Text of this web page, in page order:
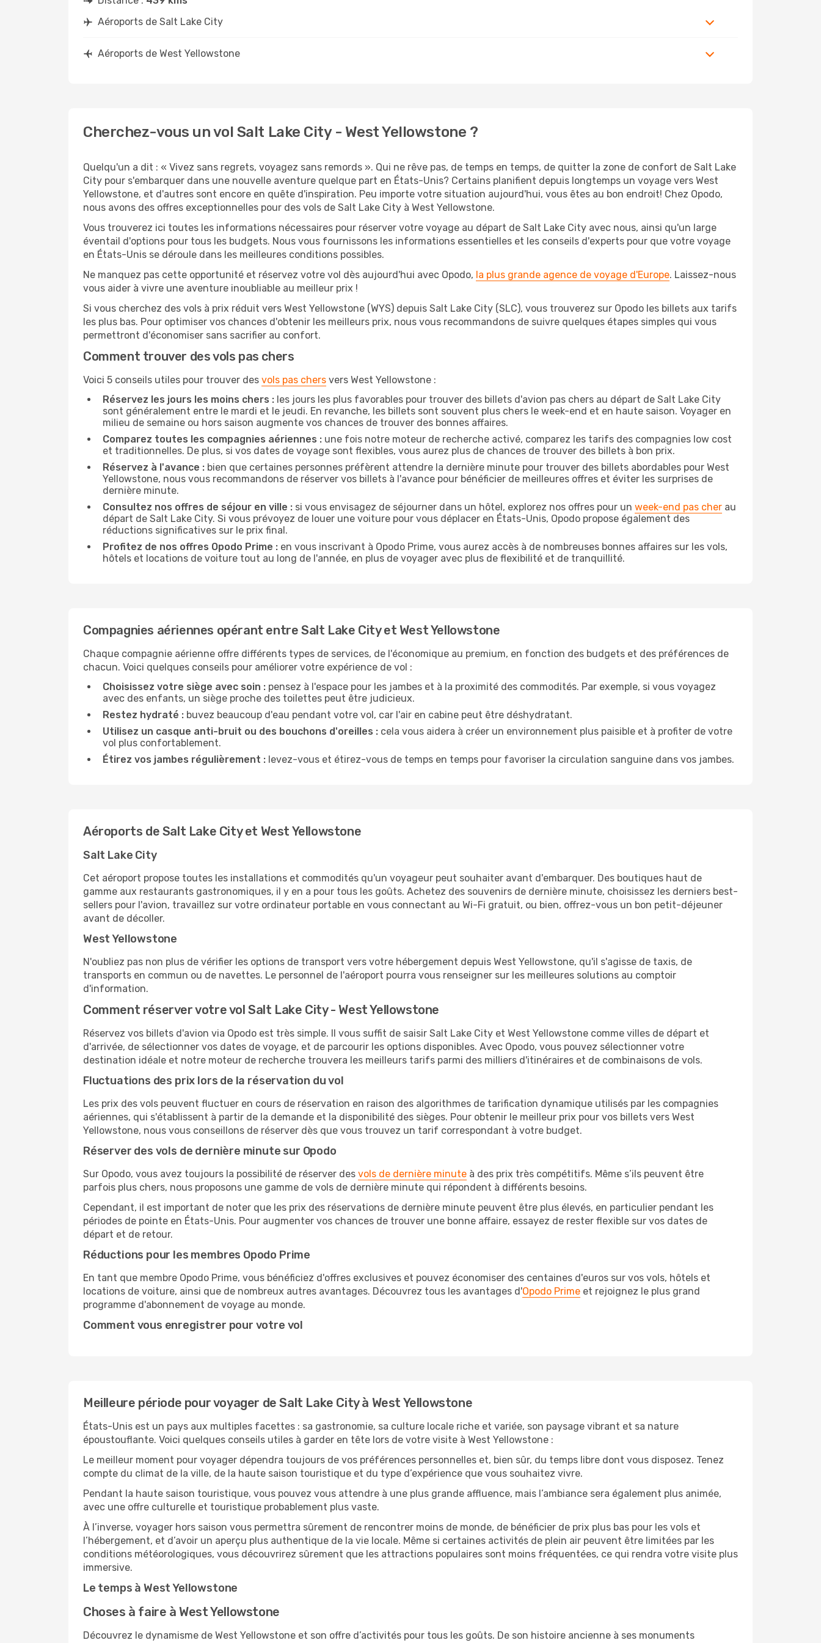
Aéroports de Salt Lake City
Aéroports de West Yellowstone
Cherchez-vous un vol Salt Lake City - West Yellowstone ?
Quelqu'un a dit : « Vivez sans regrets, voyagez sans remords ». Qui ne rêve pas, de temps en temps, de quitter la zone de confort de Salt Lake
City pour s'embarquer dans une nouvelle aventure quelque part en États-Unis? Certains planifient depuis longtemps un voyage vers West
Yellowstone, et d'autres sont encore en quête d'inspiration. Peu importe votre situation aujourd'hui, vous êtes au bon endroit! Chez Opodo,
nous avons des offres exceptionnelles pour des vols de Salt Lake City à West Yellowstone.
Vous trouverez ici toutes les informations nécessaires pour réserver votre voyage au départ de Salt Lake City avec nous, ainsi qu'un large
éventail d'options pour tous les budgets. Nous vous fournissons les informations essentielles et les conseils d'experts pour que votre voyage
en États-Unis se déroule dans les meilleures conditions possibles.
Ne manquez pas cette opportunité et réservez votre vol dès aujourd'hui avec Opodo, la plus grande agence de voyage d'Europe. Laissez-nous
vous aider à vivre une aventure inoubliable au meilleur prix !
Si vous cherchez des vols à prix réduit vers West Yellowstone (WYS) depuis Salt Lake City (SLC), vous trouverez sur Opodo les billets aux tarifs
les plus bas. Pour optimiser vos chances d'obtenir les meilleurs prix, nous vous recommandons de suivre quelques étapes simples qui vous
permettront d'économiser sans sacrifier au confort.
Comment trouver des vols pas chers
Voici 5 conseils utiles pour trouver des vols pas chers vers West Yellowstone :
Réservez les jours les moins chers : les jours les plus favorables pour trouver des billets d'avion pas chers au départ de Salt Lake City
sont généralement entre le mardi et le jeudi. En revanche, les billets sont souvent plus chers le week-end et en haute saison. Voyager en
milieu de semaine ou hors saison augmente vos chances de trouver des bonnes affaires.
Comparez toutes les compagnies aériennes : une fois notre moteur de recherche activé, comparez les tarifs des compagnies low cost
et traditionnelles. De plus, si vos dates de voyage sont flexibles, vous aurez plus de chances de trouver des billets à bon prix.
Réservez à l'avance : bien que certaines personnes préfèrent attendre la dernière minute pour trouver des billets abordables pour West
Yellowstone, nous vous recommandons de réserver vos billets à l'avance pour bénéficier de meilleures offres et éviter les surprises de
dernière minute.
Consultez nos offres de séjour en ville : si vous envisagez de séjourner dans un hôtel, explorez nos offres pour un week-end pas cher au
départ de Salt Lake City. Si vous prévoyez de louer une voiture pour vous déplacer en États-Unis, Opodo propose également des
réductions significatives sur le prix final.
Profitez de nos offres Opodo Prime : en vous inscrivant à Opodo Prime, vous aurez accès à de nombreuses bonnes affaires sur les vols,
hôtels et locations de voiture tout au long de l'année, en plus de voyager avec plus de flexibilité et de tranquillité.
Compagnies aériennes opérant entre Salt Lake City et West Yellowstone
Chaque compagnie aérienne offre différents types de services, de l'économique au premium, en fonction des budgets et des préférences de
chacun. Voici quelques conseils pour améliorer votre expérience de vol :
Choisissez votre siège avec soin : pensez à l'espace pour les jambes et à la proximité des commodités. Par exemple, si vous voyagez
avec des enfants, un siège proche des toilettes peut être judicieux.
Restez hydraté : buvez beaucoup d'eau pendant votre vol, car l'air en cabine peut être déshydratant.
Utilisez un casque anti-bruit ou des bouchons d'oreilles : cela vous aidera à créer un environnement plus paisible et à profiter de votre
vol plus confortablement.
Étirez vos jambes régulièrement : levez-vous et étirez-vous de temps en temps pour favoriser la circulation sanguine dans vos jambes.
Aéroports de Salt Lake City et West Yellowstone
Salt Lake City
Cet aéroport propose toutes les installations et commodités qu'un voyageur peut souhaiter avant d'embarquer. Des boutiques haut de
gamme aux restaurants gastronomiques, il y en a pour tous les goûts. Achetez des souvenirs de dernière minute, choisissez les derniers best-
sellers pour l'avion, travaillez sur votre ordinateur portable en vous connectant au Wi-Fi gratuit, ou bien, offrez-vous un bon petit-déjeuner
avant de décoller.
West Yellowstone
N'oubliez pas non plus de vérifier les options de transport vers votre hébergement depuis West Yellowstone, qu'il s'agisse de taxis, de
transports en commun ou de navettes. Le personnel de l'aéroport pourra vous renseigner sur les meilleures solutions au comptoir
d'information.
Comment réserver votre vol Salt Lake City - West Yellowstone
Réservez vos billets d'avion via Opodo est très simple. Il vous suffit de saisir Salt Lake City et West Yellowstone comme villes de départ et
d'arrivée, de sélectionner vos dates de voyage, et de parcourir les options disponibles. Avec Opodo, vous pouvez sélectionner votre
destination idéale et notre moteur de recherche trouvera les meilleurs tarifs parmi des milliers d'itinéraires et de combinaisons de vols.
Fluctuations des prix lors de la réservation du vol
Les prix des vols peuvent fluctuer en cours de réservation en raison des algorithmes de tarification dynamique utilisés par les compagnies
aériennes, qui s'établissent à partir de la demande et la disponibilité des sièges. Pour obtenir le meilleur prix pour vos billets vers West
Yellowstone, nous vous conseillons de réserver dès que vous trouvez un tarif correspondant à votre budget.
Réserver des vols de dernière minute sur Opodo
Sur Opodo, vous avez toujours la possibilité de réserver des vols de dernière minute à des prix très compétitifs. Même s’ils peuvent être
parfois plus chers, nous proposons une gamme de vols de dernière minute qui répondent à différents besoins.
Cependant, il est important de noter que les prix des réservations de dernière minute peuvent être plus élevés, en particulier pendant les
périodes de pointe en États-Unis. Pour augmenter vos chances de trouver une bonne affaire, essayez de rester flexible sur vos dates de
départ et de retour.
Réductions pour les membres Opodo Prime
En tant que membre Opodo Prime, vous bénéficiez d'offres exclusives et pouvez économiser des centaines d'euros sur vos vols, hôtels et
locations de voiture, ainsi que de nombreux autres avantages. Découvrez tous les avantages d'Opodo Prime et rejoignez le plus grand
programme d'abonnement de voyage au monde.
Comment vous enregistrer pour votre vol
Meilleure période pour voyager de Salt Lake City à West Yellowstone
États-Unis est un pays aux multiples facettes : sa gastronomie, sa culture locale riche et variée, son paysage vibrant et sa nature
époustouflante. Voici quelques conseils utiles à garder en tête lors de votre visite à West Yellowstone :
Le meilleur moment pour voyager dépendra toujours de vos préférences personnelles et, bien sûr, du temps libre dont vous disposez. Tenez
compte du climat de la ville, de la haute saison touristique et du type d’expérience que vous souhaitez vivre.
Pendant la haute saison touristique, vous pouvez vous attendre à une plus grande affluence, mais l’ambiance sera également plus animée,
avec une offre culturelle et touristique probablement plus vaste.
À l’inverse, voyager hors saison vous permettra sûrement de rencontrer moins de monde, de bénéficier de prix plus bas pour les vols et
l’hébergement, et d’avoir un aperçu plus authentique de la vie locale. Même si certaines activités de plein air peuvent être limitées par les
conditions météorologiques, vous découvrirez sûrement que les attractions populaires sont moins fréquentées, ce qui rendra votre visite plus
immersive.
Le temps à West Yellowstone
Choses à faire à West Yellowstone
Découvrez le dynamisme de West Yellowstone et son offre d’activités pour tous les goûts. De son histoire ancienne à ses monuments